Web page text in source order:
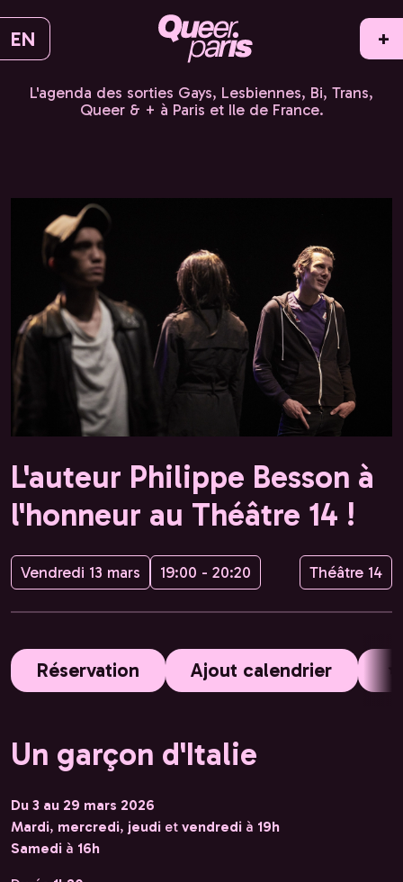
EN +
L'agenda des sorties Gays, Lesbiennes, Bi, Trans,
Queer & + à Paris et Ile de France.
L'auteur Philippe Besson à
l'honneur au Théâtre 14 !
Vendredi 13 mars 19:00 - 20:20 Théâtre 14
Réservation Ajout calendrier
Un garçon d'Italie
Du 3 au 29 mars 2026
Mardi, mercredi, jeudi et vendredi à 19h
Samedi à 16h